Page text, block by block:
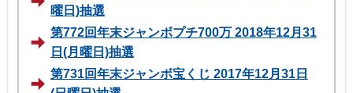
曜日)抽選
第772回年末ジャンボプチ700万 2018年12月31
日(月曜日)抽選
第731回年末ジャンボ宝くじ 2017年12月31日